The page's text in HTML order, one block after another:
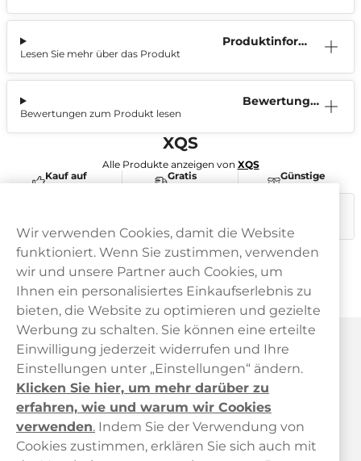
Produktinform
Lesen Sie mehr über das Produkt
Bewertunge
Bewertungen zum Produkt lesen
XQS
Alle Produkte anzeigen von XQS
Kauf auf
Rechnung
Gratis
Versand
Günstige
Preise
Haypp Österreich
Wir verwenden Cookies, damit die Website
funktioniert. Wenn Sie zustimmen, verwenden
wir und unsere Partner auch Cookies, um
Ihnen ein personalisiertes Einkaufserlebnis zu
bieten, die Website zu optimieren und gezielte
Werbung zu schalten. Sie können eine erteilte
Einwilligung jederzeit widerrufen und Ihre
Einstellungen unter „Einstellungen“ ändern.
Klicken Sie hier, um mehr darüber zu
erfahren, wie und warum wir Cookies
verwenden. Indem Sie der Verwendung von
Cookies zustimmen, erklären Sie sich auch mit